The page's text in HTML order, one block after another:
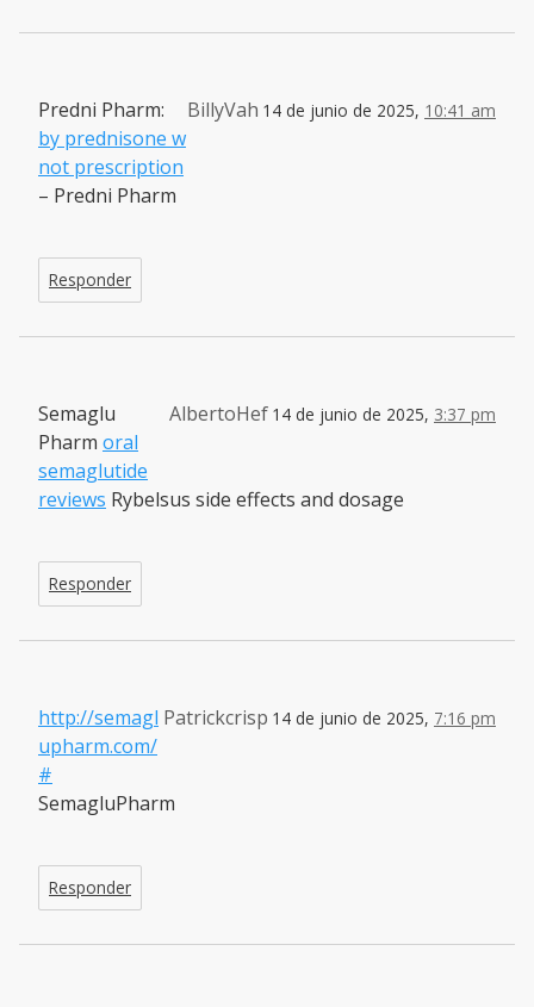
BillyVah 14 de junio de 2025, 10:41 am
Predni Pharm:
by prednisone w
not prescription
– Predni Pharm
Responder
AlbertoHef 14 de junio de 2025, 3:37 pm
Semaglu
Pharm oral
semaglutide
reviews Rybelsus side effects and dosage
Responder
Patrickcrisp 14 de junio de 2025, 7:16 pm
http://semagl
upharm.com/
#
SemagluPharm
Responder